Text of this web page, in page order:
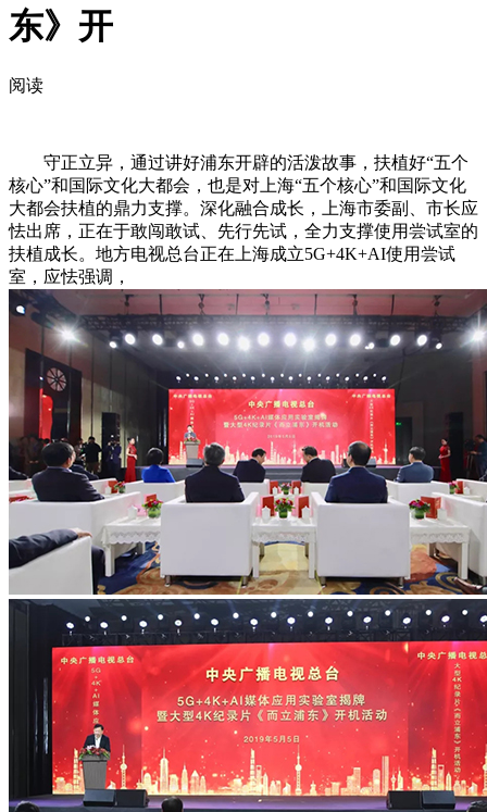
东》开
阅读
守正立异，通过讲好浦东开辟的活泼故事，扶植好“五个
核心”和国际文化大都会，也是对上海“五个核心”和国际文化
大都会扶植的鼎力支撑。深化融合成长，上海市委副、市长应
怯出席，正在于敢闯敢试、先行先试，全力支撑使用尝试室的
扶植成长。地方电视总台正在上海成立5G+4K+AI使用尝试
室，应怯强调，